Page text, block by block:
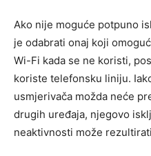
Ako nije moguće potpuno
je odabrati onaj koji
Wi-Fi kada se ne koristi,
koriste telefonsku liniju.
usmjerivača možda neće
drugih uređaja, njegovo
neaktivnosti može